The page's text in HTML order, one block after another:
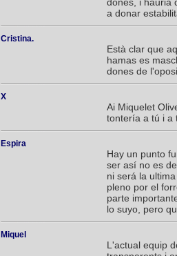
a donar
Cristina.
Està clar que
hamas es
dones de
X
Ai Miquelet
tontería a tú i a
Espira
Hay un punto
ser así no es
ni será la
pleno por el
parte
lo suyo, pero
Miquel
L'actual equip